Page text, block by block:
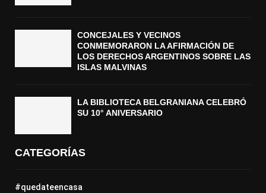
CONCEJALES Y VECINOS
CONMEMORARON LA AFIRMACIÓN DE
LOS DERECHOS ARGENTINOS SOBRE LAS
ISLAS MALVINAS
LA BIBLIOTECA BELGRANIANA CELEBRÓ
SU 10° ANIVERSARIO
CATEGORÍAS
#quedateencasa